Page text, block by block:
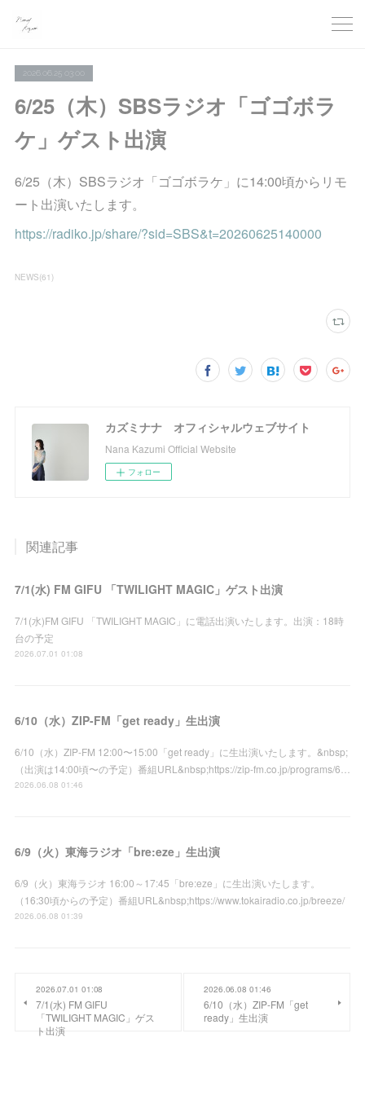
2026.06.25 03:00
6/25（木）SBSラジオ「ゴゴボラ
ケ」ゲスト出演
6/25（木）SBSラジオ「ゴゴボラケ」に14:00頃からリモ
ート出演いたします。
https://radiko.jp/share/?sid=SBS&t=20260625140000
NEWS(61)
カズミナナ オフィシャルウェブサイト
Nana Kazumi Official Website
フォロー
関連記事
7/1(水) FM GIFU 「TWILIGHT MAGIC」ゲスト出演
7/1(水)FM GIFU 「TWILIGHT MAGIC」に電話出演いたします。出演：18時
台の予定
2026.07.01 01:08
6/10（水）ZIP-FM「get ready」生出演
6/10（水）ZIP-FM 12:00〜15:00「get ready」に生出演いたします。&nbsp;
（出演は14:00頃〜の予定）番組URL&nbsp;https://zip-fm.co.jp/programs/6…
2026.06.08 01:46
6/9（火）東海ラジオ「bre:eze」生出演
6/9（火）東海ラジオ 16:00～17:45「bre:eze」に生出演いたします。
（16:30頃からの予定）番組URL&nbsp;https://www.tokairadio.co.jp/breeze/
2026.06.08 01:39
2026.07.01 01:08
7/1(水) FM GIFU
「TWILIGHT MAGIC」ゲス
ト出演
2026.06.08 01:46
6/10（水）ZIP-FM「get
ready」生出演